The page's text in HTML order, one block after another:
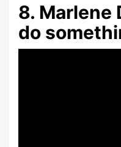
8. Marlene
do